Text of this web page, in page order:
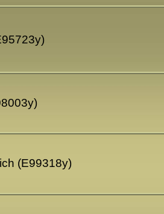
(E99318y)